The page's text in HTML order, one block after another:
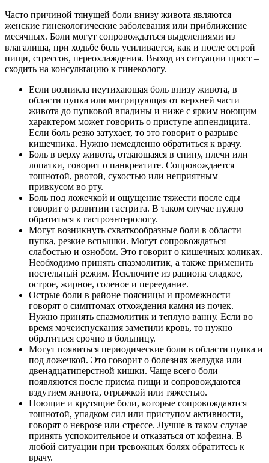
Часто причиной тянущей боли внизу живота являются
женские гинекологические заболевания или приближение
месячных. Боли могут сопровождаться выделениями из
влагалища, при ходьбе боль усиливается, как и после острой
пищи, стрессов, переохлаждения. Выход из ситуации прост –
сходить на консультацию к гинекологу.
Если возникла неутихающая боль внизу живота, в
области пупка или мигрирующая от верхней части
живота до пупковой впадины и ниже с ярким ноющим
характером может говорить о приступе аппендицита.
Если боль резко затухает, то это говорит о разрыве
кишечника. Нужно немедленно обратиться к врачу.
Боль в верху живота, отдающаяся в спину, плечи или
лопатки, говорит о панкреатите. Сопровождается
тошнотой, рвотой, сухостью или неприятным
привкусом во рту.
Боль под ложечкой и ощущение тяжести после еды
говорит о развитии гастрита. В таком случае нужно
обратиться к гастроэнтерологу.
Могут возникнуть схваткообразные боли в области
пупка, резкие вспышки. Могут сопровождаться
слабостью и ознобом. Это говорит о кишечных коликах.
Необходимо принять спазмолитик, а также применить
постельный режим. Исключите из рациона сладкое,
острое, жирное, соленое и переедание.
Острые боли в районе поясницы и промежности
говорят о симптомах отхождения камня из почек.
Нужно принять спазмолитик и теплую ванну. Если во
время мочеиспускания заметили кровь, то нужно
обратиться срочно в больницу.
Могут появиться периодические боли в области пупка и
под ложечкой. Это говорит о болезнях желудка или
двенадцатиперстной кишки. Чаще всего боли
появляются после приема пищи и сопровождаются
вздутием живота, отрыжкой или тяжестью.
Ноющие и крутящие боли, которые сопровождаются
тошнотой, упадком сил или приступом активности,
говорят о неврозе или стрессе. Лучше в таком случае
принять успокоительное и отказаться от кофеина. В
любой ситуации при тревожных болях обратитесь к
врачу.